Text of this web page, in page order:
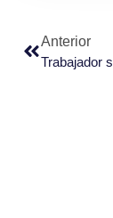
Anterior
Trabajador